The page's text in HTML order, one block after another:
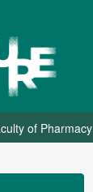
of Pharmacy